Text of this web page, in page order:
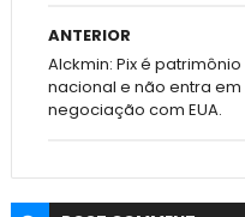
ANTERIOR
Alckmin: Pix é patrimônio
nacional e não entra em
negociação com EUA.